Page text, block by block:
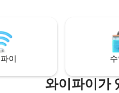
이
와이파이가